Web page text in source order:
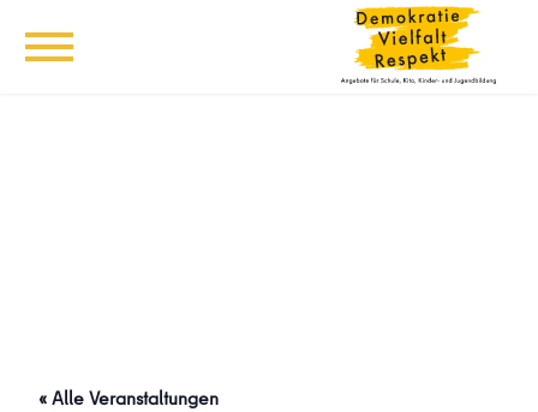
« Alle Veranstaltungen